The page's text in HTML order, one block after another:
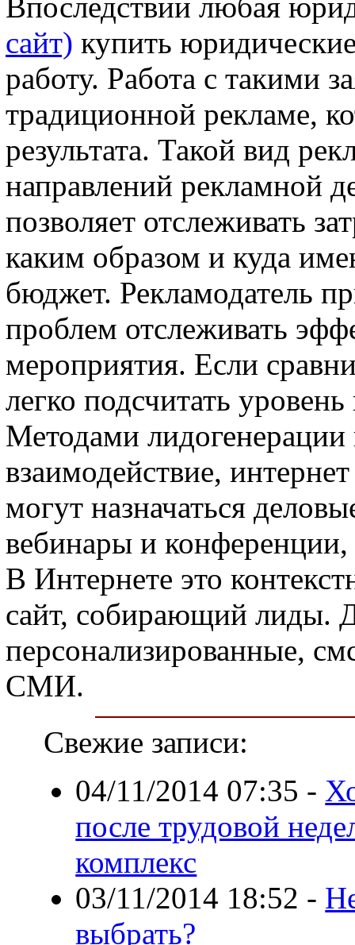
сайт) купить
работу. Работа с такими
традиционной рекламе,
результата. Такой вид
направлений рекламной
позволяет отслеживать
каким образом и куда
бюджет. Рекламодатель
проблем отслеживать
мероприятия. Если
легко подсчитать
Методами
взаимодействие,
могут назначаться
вебинары и конференции,
В Интернете это
сайт, собирающий лиды.
персонализированные,
СМИ.
Свежие записи:
04/11/2014 07:35 -
после трудовой
комплекс
03/11/2014 18:52 -
выбрать?